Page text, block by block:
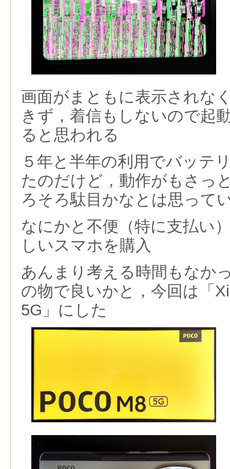
画面がまともに表示されな
きず，着信もしないので起
ると思われる
５年と半年の利用でバッテ
たのだけど，動作がもさっ
ろそろ駄目かなとは思って
なにかと不便（特に支払い
しいスマホを購入
あんまり考える時間もなか
の物で良いかと，今回は「
5G」にした